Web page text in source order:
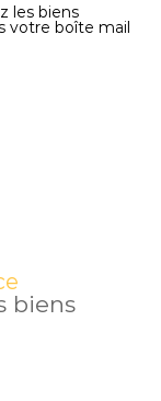
les biens
votre boîte mail
biens